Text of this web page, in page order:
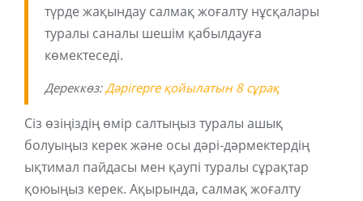
түрде жақындау салмақ жоғалту нұсқалары
туралы саналы шешім қабылдауға
көмектеседі.
Дереккөз:Дәрігерге қойылатын 8 сұрақ
Сіз өзіңіздің өмір салтыңыз туралы ашық
болуыңыз керек және осы дәрі-дәрмектердің
ықтимал пайдасы мен қаупі туралы сұрақтар
қоюыңыз керек. Ақырында, салмақ жоғалту